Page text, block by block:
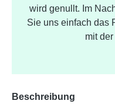
wird genullt. Im
Sie uns einfach das
mit
Beschreibung